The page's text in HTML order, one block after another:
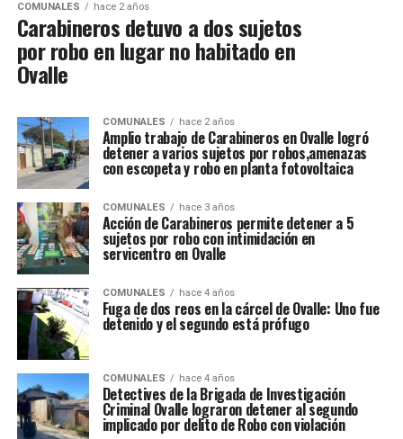
COMUNALES hace 2 años
Carabineros detuvo a dos sujetos
por robo en lugar no habitado en
Ovalle
COMUNALES hace 2 años
Amplio trabajo de Carabineros en Ovalle logró
detener a varios sujetos por robos,amenazas
con escopeta y robo en planta fotovoltaica
COMUNALES hace 3 años
Acción de Carabineros permite detener a 5
sujetos por robo con intimidación en
servicentro en Ovalle
COMUNALES hace 4 años
Fuga de dos reos en la cárcel de Ovalle: Uno fue
detenido y el segundo está prófugo
COMUNALES hace 4 años
Detectives de la Brigada de Investigación
Criminal Ovalle lograron detener al segundo
implicado por delito de Robo con violación